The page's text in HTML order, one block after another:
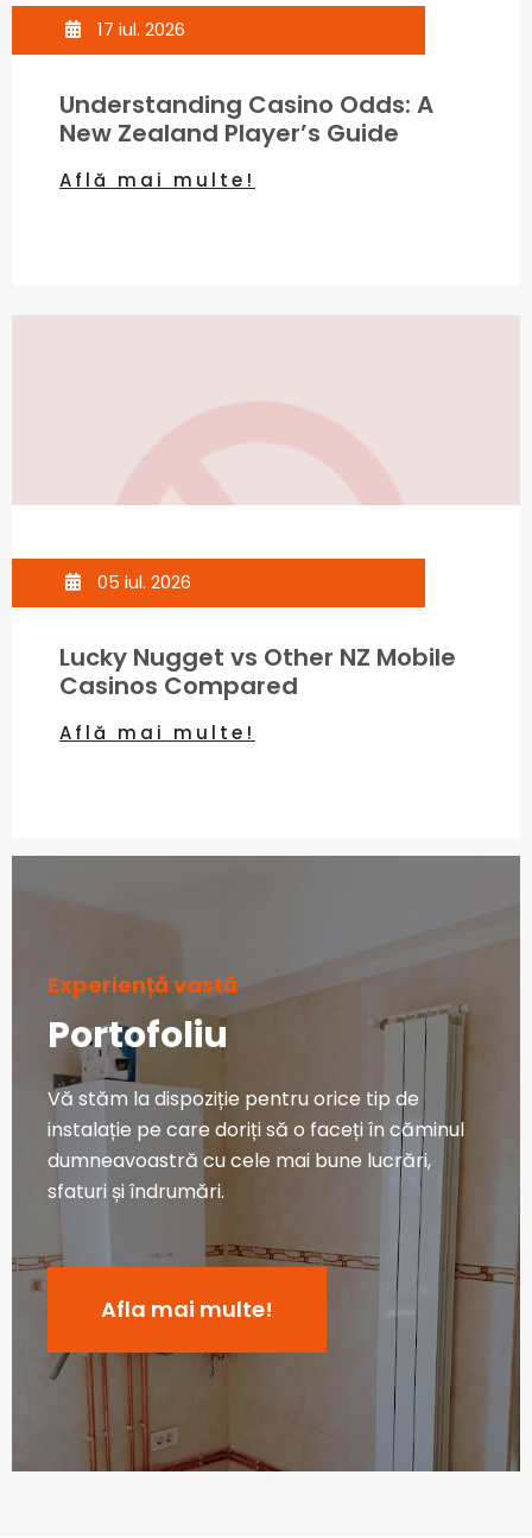
17 iul. 2026
Understanding Casino Odds: A
New Zealand Player’s Guide
Află mai multe!
05 iul. 2026
Lucky Nugget vs Other NZ Mobile
Casinos Compared
Află mai multe!
Experiență vastă
Portofoliu
Vă stăm la dispoziție pentru orice tip de
instalație pe care doriți să o faceți în căminul
dumneavoastră cu cele mai bune lucrări,
sfaturi și îndrumări.
Afla mai multe!